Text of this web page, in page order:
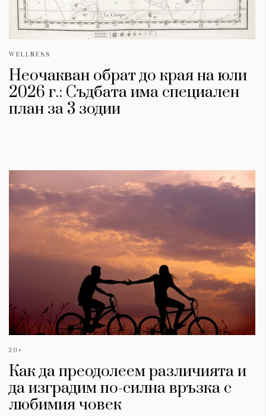
WELLNESS
Неочакван обрат до края на юли
2026 г.: Съдбата има специален
план за 3 зодии
30+
Как да преодолеем различията и
да изградим по-силна връзка с
любимия човек